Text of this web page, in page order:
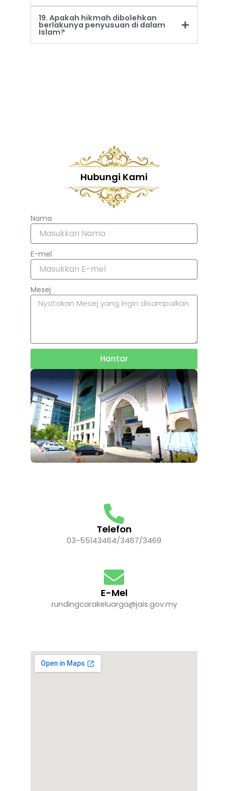
19. Apakah hikmah dibolehkan
berlakunya penyusuan di dalam
Islam?
Hubungi Kami
Nama
E-mel
Mesej
Hantar
Telefon
03-55143464/3467/3469
E-Mel
rundingcarakeluarga@jais.gov.my